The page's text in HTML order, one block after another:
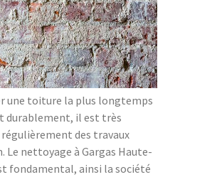
une toiture la plus longtemps
durablement, il est très
des travaux
Le nettoyage à Gargas Haute-
fondamental, ainsi la société